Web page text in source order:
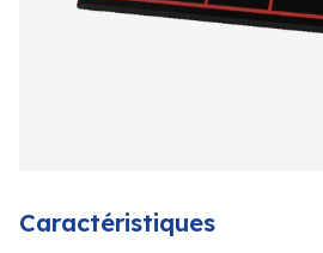
Caractéristiques